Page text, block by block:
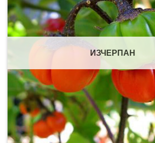
ИЗЧЕРПАН